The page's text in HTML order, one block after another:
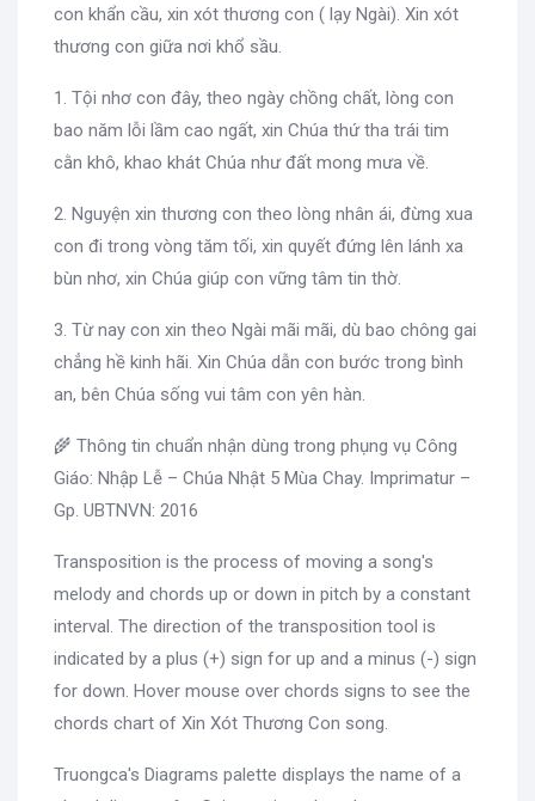
con khẩn cầu, xin xót thương con ( lạy Ngài). Xin xót
thương con giữa nơi khổ sầu.
1. Tội nhơ con đây, theo ngày chồng chất, lòng con
bao năm lỗi lầm cao ngất, xin Chúa thứ tha trái tim
cằn khô, khao khát Chúa như đất mong mưa về.
2. Nguyện xin thương con theo lòng nhân ái, đừng xua
con đi trong vòng tăm tối, xin quyết đứng lên lánh xa
bùn nhơ, xin Chúa giúp con vững tâm tin thờ.
3. Từ nay con xin theo Ngài mãi mãi, dù bao chông gai
chẳng hề kinh hãi. Xin Chúa dẫn con bước trong bình
an, bên Chúa sống vui tâm con yên hàn.
🌾 Thông tin chuẩn nhận dùng trong phụng vụ Công
Giáo: Nhập Lễ – Chúa Nhật 5 Mùa Chay. Imprimatur –
Gp. UBTNVN: 2016
Transposition is the process of moving a song's
melody and chords up or down in pitch by a constant
interval. The direction of the transposition tool is
indicated by a plus (+) sign for up and a minus (-) sign
for down. Hover mouse over chords signs to see the
chords chart of Xin Xót Thương Con song.
Truongca's Diagrams palette displays the name of a